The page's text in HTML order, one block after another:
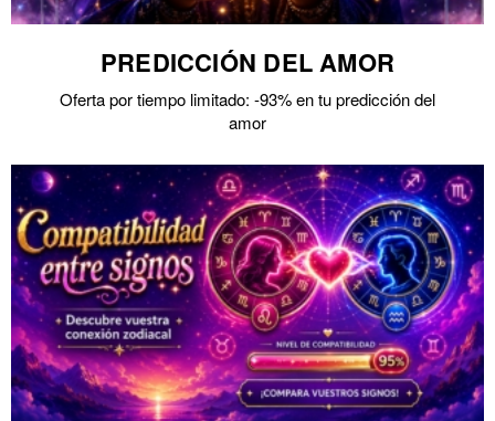
PREDICCIÓN DEL AMOR
Oferta por tiempo limitado: -93% en tu predicción del
amor